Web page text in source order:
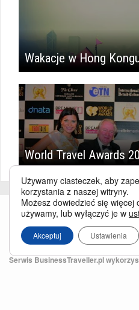
Wakacje w Hong
World Travel Awards
Serwis BusinessTraveller.pl
Używamy ciasteczek, aby
korzystania z naszej witryny.
Możesz dowiedzieć się więcej
używamy, lub wyłączyć je w
Akceptuj Ustawienia